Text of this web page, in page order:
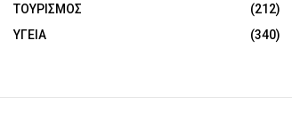
ΤΟΥΡΙΣΜΟΣ
(212)
ΥΓΕΙΑ
(340)